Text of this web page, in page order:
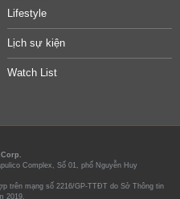
Lifestyle
Lịch sự kiện
Watch List
Complex, Số 01, phố Nguyễn Huy
trên mạng số 2216/GP-TTĐT do Sở Thông tin
2019.